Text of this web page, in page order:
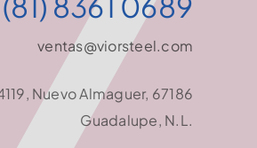
ventas@viorsteel.com
Nuevo Almaguer, 67186
Guadalupe, N.L.